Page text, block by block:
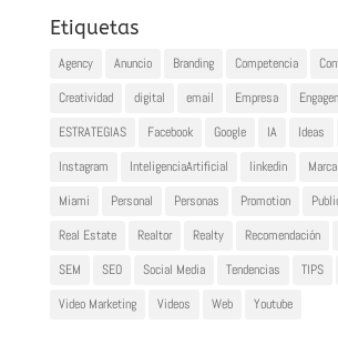
Etiquetas
Agency Anuncio Branding Competencia
Creatividad
digital email Empresa
ESTRATEGIAS
Facebook Google IA Ideas
Instagram
InteligenciaArtificial linkedin Marca
Miami
Personal Personas Promotion
Real Estate
Realtor Realty Recomendación
SEM
SEO Social Media Tendencias TIPS
Video Marketing
Videos Web Youtube